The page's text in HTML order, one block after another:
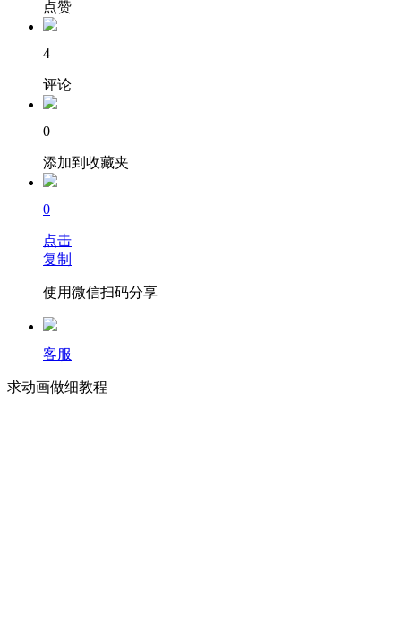
点赞
4
评论
0
添加到收藏夹
0
点击
复制
使用微信扫码分享
客服
求动画做细教程